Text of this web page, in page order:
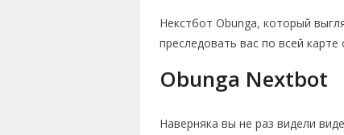
Некстбот Obunga, который
преследовать вас по всей
Obunga Nextbot
Наверняка вы не раз видели